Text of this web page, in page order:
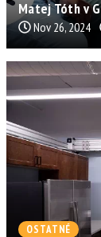
Matej Tóth v
Nov 26, 2024
OSTATNÉ